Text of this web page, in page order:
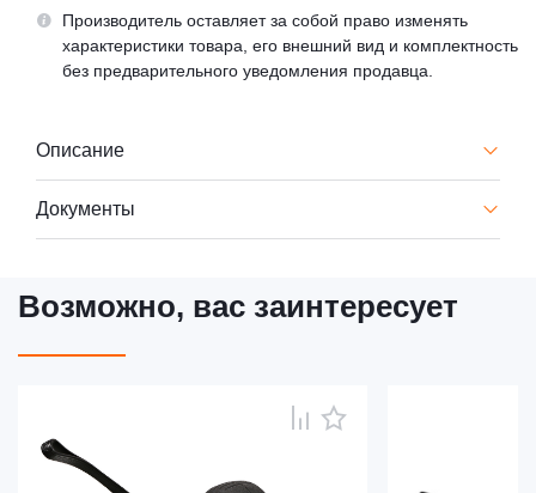
Производитель оставляет за собой право изменять
характеристики товара, его внешний вид и комплектность
без предварительного уведомления продавца.
Описание
Документы
Возможно, вас заинтересует